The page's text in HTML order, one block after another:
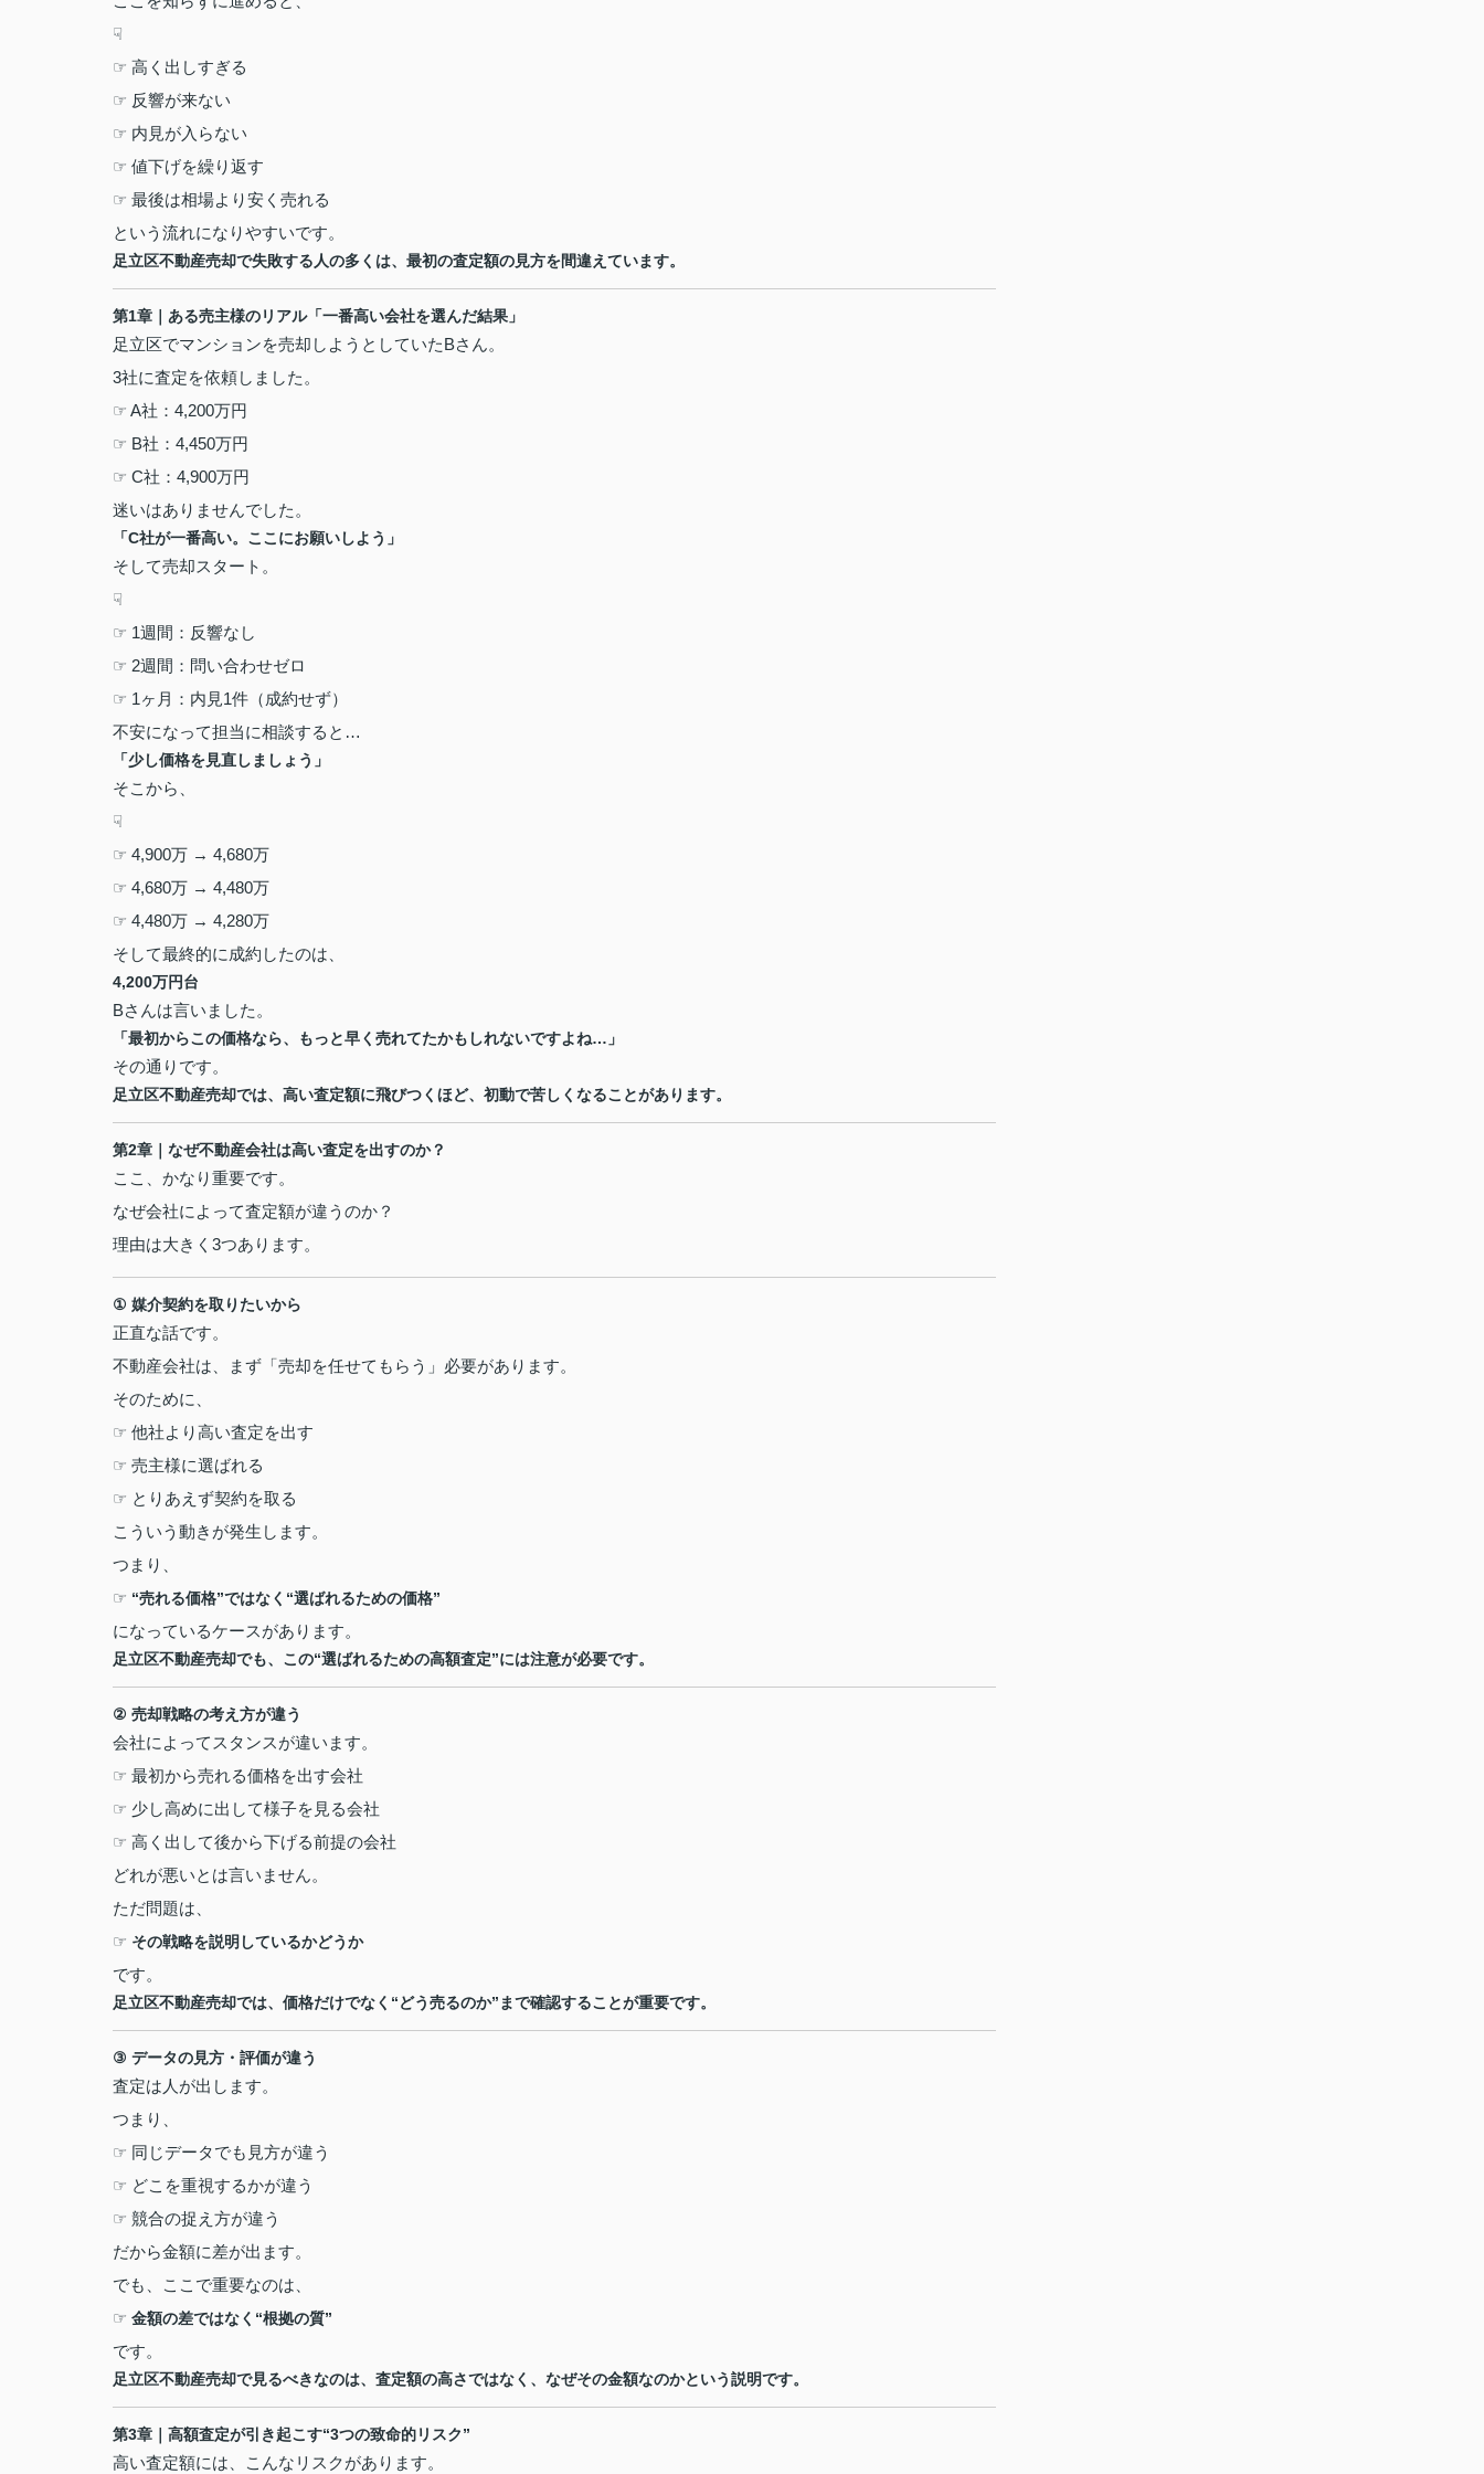
☟
☞ 高く出しすぎる
☞ 反響が来ない
☞ 内見が入らない
☞ 値下げを繰り返す
☞ 最後は相場より安く売れる
という流れになりやすいです。
足立区不動産売却で失敗する人の多くは、最初の査定額の見方を間違えています。
第1章｜ある売主様のリアル「一番高い会社を選んだ結果」
足立区でマンションを売却しようとしていたBさん。
3社に査定を依頼しました。
☞ A社： 4,200万円
☞ B社： 4,450万円
☞ C社： 4,900万円
迷いはありませんでした。
「C社が一番高い。ここにお願いしよう」
そして売却スタート。
☟
☞ 1週間：反響なし
☞ 2週間：問い合わせゼロ
☞ 1ヶ月：内見1件（成約せず）
不安になって担当に相談すると …
「少し価格を見直しましょう」
そこから、
☟
☞ 4,900万 → 4,680万
☞ 4,680万 → 4,480万
☞ 4,480万 → 4,280万
そして最終的に成約したのは、
4,200万円台
Bさんは言いました。
「最初からこの価格なら、もっと早く売れてたかもしれないですよね… 」
その通りです。
足立区不動産売却では、高い査定額に飛びつくほど、初動で苦しくなることがあります。
第2章｜なぜ不動産会社は高い査定を出すのか？
ここ、かなり重要です。
なぜ会社によって査定額が違うのか？
理由は大きく 3つあります。
① 媒介契約を取りたいから
正直な話です。
不動産会社は、まず「売却を任せてもらう」必要があります。
そのために、
☞ 他社より高い査定を出す
☞ 売主様に選ばれる
☞ とりあえず契約を取る
こういう動きが発生します。
つまり、
☞ “売れる価格”ではなく “選ばれるための価格”
になっているケースがあります。
足立区不動産売却でも、この“選ばれるための高額査定”には注意が必要です。
② 売却戦略の考え方が違う
会社によってスタンスが違います。
☞ 最初から売れる価格を出す会社
☞ 少し高めに出して様子を見る会社
☞ 高く出して後から下げる前提の会社
どれが悪いとは言いません。
ただ問題は、
☞ その戦略を説明しているかどうか
です。
足立区不動産売却では、価格だけでなく “どう売るのか” まで確認することが重要です。
③ データの見方・評価が違う
査定は人が出します。
つまり、
☞ 同じデータでも見方が違う
☞ どこを重視するかが違う
☞ 競合の捉え方が違う
だから金額に差が出ます。
でも、ここで重要なのは、
☞ 金額の差ではなく “根拠の質”
です。
足立区不動産売却で見るべきなのは、査定額の高さではなく、なぜその金額なのかという説明です。
第3章｜高額査定が引き起こす“3つの致命的リスク”
高い査定額には、こんなリスクがあります。